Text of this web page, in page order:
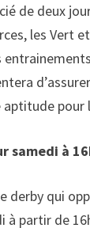
de deux
les Vert
aptitude
samedi à
derby qui
à partir de